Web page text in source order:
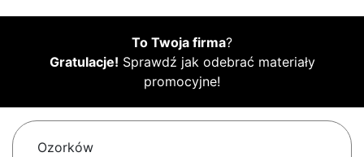
To Twoja firma?
Gratulacje! Sprawdź jak odebrać materiały
promocyjne!
Ozorków